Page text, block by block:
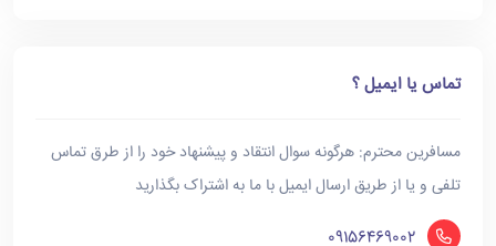
تماس یا ایمیل ؟
مسافرین محترم: هرگونه سوال انتقاد و پیشنهاد خود را از طرق تماس
تلفی و یا از طریق ارسال ایمیل با ما به اشتراک بگذارید
09156469002